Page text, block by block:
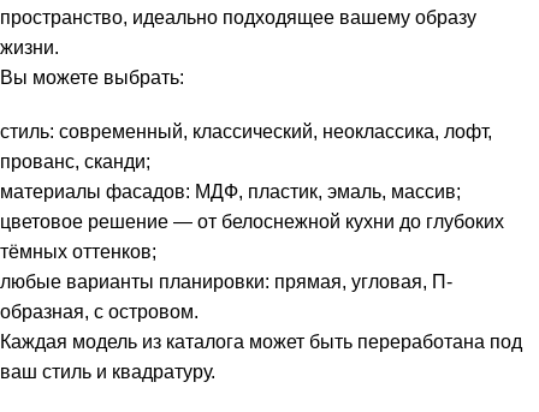
пространство, идеально подходящее вашему образу
жизни.
Вы можете выбрать:
стиль: современный, классический, неоклассика, лофт,
прованс, сканди;
материалы фасадов: МДФ, пластик, эмаль, массив;
цветовое решение — от белоснежной кухни до глубоких
тёмных оттенков;
любые варианты планировки: прямая, угловая, П-
образная, с островом.
Каждая модель из каталога может быть переработана под
ваш стиль и квадратуру.